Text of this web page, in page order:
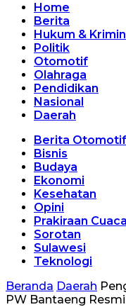
Home
Berita
Hukum &
Politik
Otomotif
Olahraga
Pendidikan
Nasional
Daerah
Berita Otomotif
Bisnis
Budaya
Ekonomi
Kesehatan
Opini
Prakiraan Cuaca
Sorotan
Sulawesi
Teknologi
Beranda Daerah
PW Bantaeng